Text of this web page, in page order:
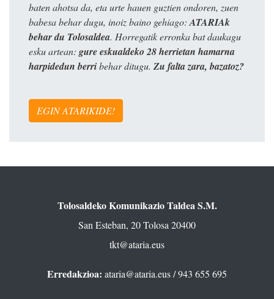
baten ahotsa da, eta urte hauen guztien ondoren, zuen
babesa behar dugu, inoiz baino gehiago:ATARIAk
behar du Tolosaldea. Horregatik erronka bat daukagu
esku artean: gure eskualdeko 28 herrietan hamarna
harpidedun berribehar ditugu. Zu falta zara, bazatoz?
EGIN ATARIKIDE!
Tolosaldeko Komunikazio Taldea S.M.
San Esteban, 20 Tolosa 20400
tkt@ataria.eus
Erredakzioa: ataria@ataria.eus/ 943 655 695